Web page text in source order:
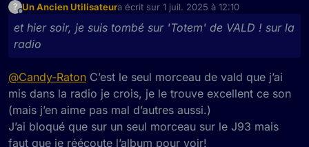
? Un Ancien Utilisateura écrit sur 1 juil. 2025 à 12:10
dernière édition par
et hier soir, je suis tombé sur 'Totem' de VALD ! sur la
radio
@Candy-Raton C’est le seul morceau de vald que j’ai
mis dans la radio je crois, je le trouve excellent ce son
(mais j’en aime pas mal d’autres aussi.)
J’ai bloqué que sur un seul morceau sur le J93 mais
faut que je réécoute l’album pour voir!